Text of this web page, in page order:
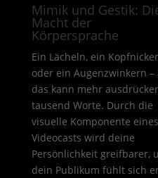
Mimik und Gestik:
Macht der
Körpersprache
Ein Lächeln, ein
oder ein Augenzwinkern –
das kann mehr
tausend Worte. Durch die
visuelle Komponente eines
Videocasts wird deine
Persönlichkeit greifbarer,
dein Publikum fühlt sich